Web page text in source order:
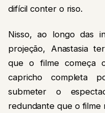
difícil conter o riso.
Nisso, ao longo das
projeção, Anastasia
que o filme começa
capricho completa
submeter o
redundante que o filme